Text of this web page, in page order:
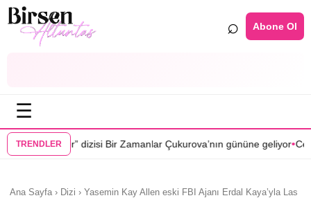
⌕ Abone Ol
☰
TRENDLER
Zamanlar Çukurova’nın gününe geliyor•Cenan Çamyurdu
Ana Sayfa › Dizi › Yasemin Kay Allen eski FBI Ajanı Erdal Kaya’yla Las